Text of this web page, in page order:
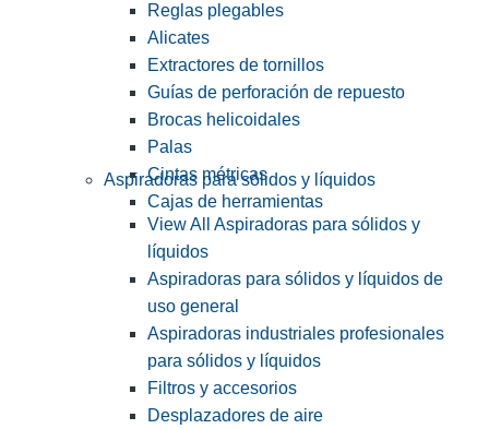
Reglas plegables
Alicates
Extractores de tornillos
Guías de perforación de repuesto
Brocas helicoidales
Palas
Cintas métricas
Cajas de herramientas
Aspiradoras para sólidos y líquidos
View All Aspiradoras para sólidos y
líquidos
Aspiradoras para sólidos y líquidos de
uso general
Aspiradoras industriales profesionales
para sólidos y líquidos
Filtros y accesorios
Desplazadores de aire